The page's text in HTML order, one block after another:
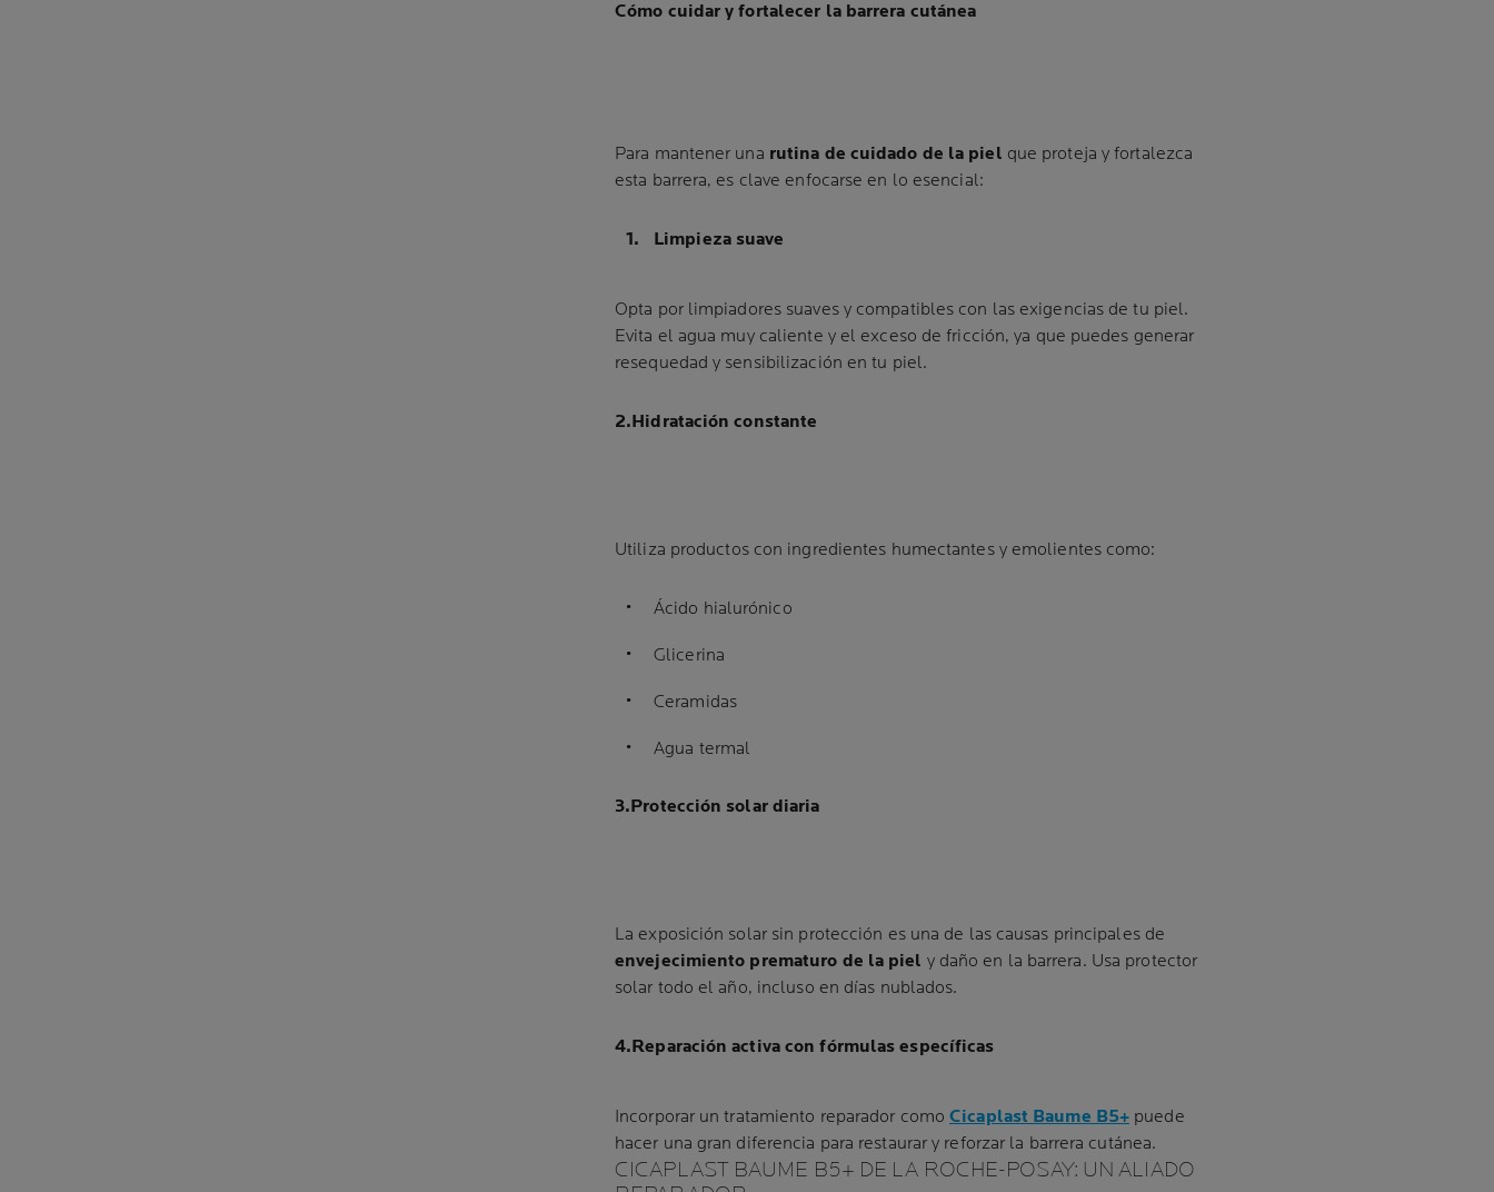
Cómo cuidar y fortalecer la barrera cutánea
Para mantener una rutina de cuidado de la piel que proteja y fortalezca
esta barrera, es clave enfocarse en lo esencial:
Limpieza suave
Opta por limpiadores suaves y compatibles con las exigencias de tu piel.
Evita el agua muy caliente y el exceso de fricción, ya que puedes generar
resequedad y sensibilización en tu piel.
2.Hidratación constante
Utiliza productos con ingredientes humectantes y emolientes como:
Ácido hialurónico
Glicerina
Ceramidas
Agua termal
3.Protección solar diaria
La exposición solar sin protección es una de las causas principales de
envejecimiento prematuro de la piel y daño en la barrera. Usa protector
solar todo el año, incluso en días nublados.
4.Reparación activa con fórmulas específicas
Incorporar un tratamiento reparador comoCicaplast Baume B5+ puede
hacer una gran diferencia para restaurar y reforzar la barrera cutánea.
CICAPLAST BAUME B5+ DE LA ROCHE-POSAY: UN ALIADO